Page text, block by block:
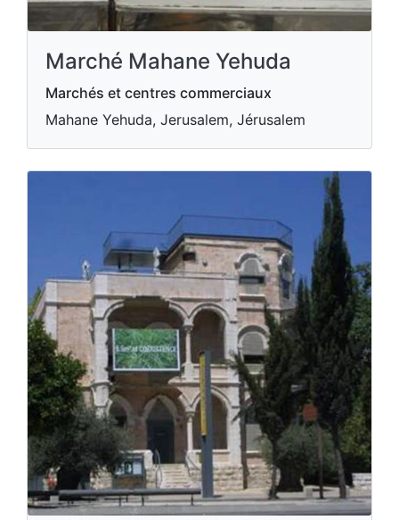
Marché Mahane Yehuda
Marchés et centres commerciaux
Mahane Yehuda, Jerusalem, Jérusalem